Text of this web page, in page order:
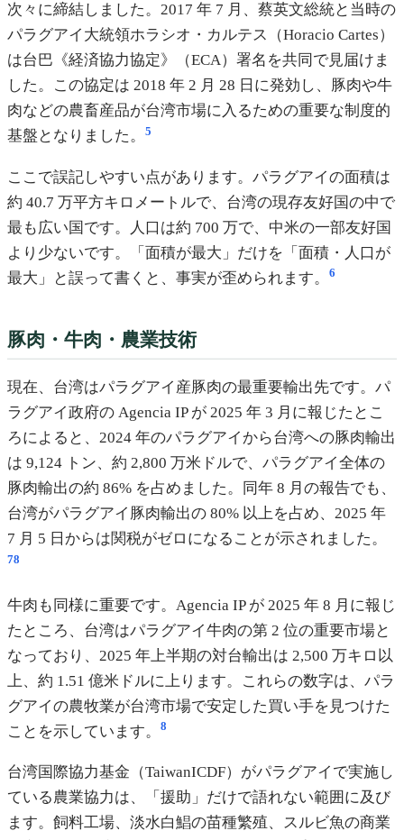
次々に締結しました。2017 年 7 月、蔡英文総統と当時の
パラグアイ大統領ホラシオ・カルテス（Horacio Cartes）
は台巴《経済協力協定》（ECA）署名を共同で見届けま
した。この協定は 2018 年 2 月 28 日に発効し、豚肉や牛
肉などの農畜産品が台湾市場に入るための重要な制度的
基盤となりました。
5
ここで誤記しやすい点があります。パラグアイの面積は
約 40.7 万平方キロメートルで、台湾の現存友好国の中で
最も広い国です。人口は約 700 万で、中米の一部友好国
より少ないです。「面積が最大」だけを「面積・人口が
最大」と誤って書くと、事実が歪められます。
6
豚肉・牛肉・農業技術
現在、台湾はパラグアイ産豚肉の最重要輸出先です。パ
ラグアイ政府の Agencia IP が 2025 年 3 月に報じたとこ
ろによると、2024 年のパラグアイから台湾への豚肉輸出
は 9,124 トン、約 2,800 万米ドルで、パラグアイ全体の
豚肉輸出の約 86% を占めました。同年 8 月の報告でも、
台湾がパラグアイ豚肉輸出の 80% 以上を占め、2025 年
7 月 5 日からは関税がゼロになることが示されました。
78
牛肉も同様に重要です。Agencia IP が 2025 年 8 月に報じ
たところ、台湾はパラグアイ牛肉の第 2 位の重要市場と
なっており、2025 年上半期の対台輸出は 2,500 万キロ以
上、約 1.51 億米ドルに上ります。これらの数字は、パラ
グアイの農牧業が台湾市場で安定した買い手を見つけた
ことを示しています。
8
台湾国際協力基金（TaiwanICDF）がパラグアイで実施し
ている農業協力は、「援助」だけで語れない範囲に及び
ます。飼料工場、淡水白鯧の苗種繁殖、スルビ魚の商業